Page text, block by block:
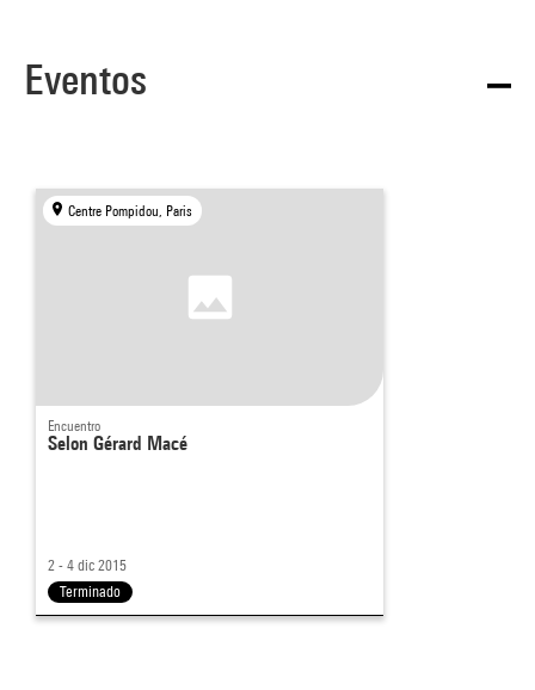
Eventos
Centre Pompidou, Paris
Encuentro
Selon Gérard Macé
2 - 4 dic 2015
Terminado